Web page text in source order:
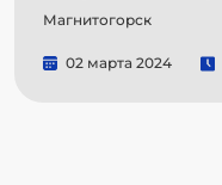
Магнитогорск
02 марта 2024